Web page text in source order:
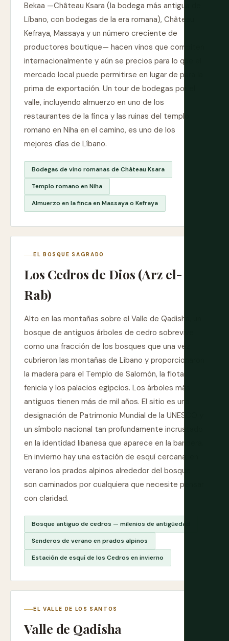
Bekaa —Château Ksara (la bodega más antigua de
Líbano, con bodegas de la era romana), Château
Kefraya, Massaya y un número creciente de
productores boutique— hacen vinos que compiten
internacionalmente y aún se precios para lo que el
mercado local puede permitirse en lugar de para la
prima de exportación. Un tour de bodegas por el
valle, incluyendo almuerzo en uno de los
restaurantes de la finca y las ruinas del templo
romano en Niha en el camino, es uno de los
mejores días de Líbano.
Bodegas de vino romanas de Château Ksara
Templo romano en Niha
Almuerzo en la finca en Massaya o Kefraya
EL BOSQUE SAGRADO
Los Cedros de Dios (Arz el-
Rab)
Alto en las montañas sobre el Valle de Qadisha, un
bosque de antiguos árboles de cedro sobrevive
como una fracción de los bosques que una vez
cubrieron las montañas de Líbano y proporcionaron
la madera para el Templo de Salomón, la flota
fenicia y los palacios egipcios. Los árboles más
antiguos tienen más de mil años. El sitio es una
designación de Patrimonio Mundial de la UNESCO y
un símbolo nacional tan profundamente incrustado
en la identidad libanesa que aparece en la bandera.
En invierno hay una estación de esquí cercana; en
verano los prados alpinos alrededor del bosque
son caminados por cualquiera que necesite pensar
con claridad.
Bosque antiguo de cedros — milenios de antigüedad
Senderos de verano en prados alpinos
Estación de esquí de los Cedros en invierno
EL VALLE DE LOS SANTOS
Valle de Qadisha